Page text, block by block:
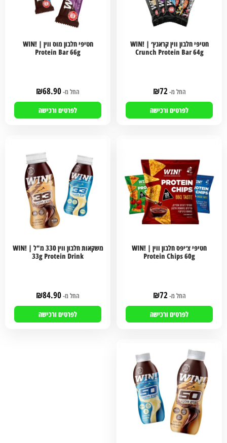
חטיפי חלבון ווין קראנץ׳ | WIN!
Crunch Protein Bar 64g
החל מ- ₪72
לפרטים ורכישה
חטיפי חלבון מוס ווין | WIN!
Protein Bar 66g
החל מ- ₪68.90
לפרטים ורכישה
חטיפי צ׳יפס חלבון ווין | WIN!
Protein Chips 60g
החל מ- ₪72
לפרטים ורכישה
משקאות חלבון ווין 330 מ"ל | WIN!
33g Protein Drink
החל מ- ₪84.90
לפרטים ורכישה